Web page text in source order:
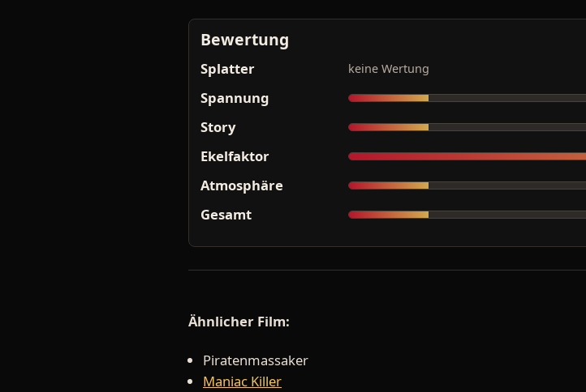
Bewertung
Splatter keine Wertung
Spannung
Story
Ekelfaktor
Atmosphäre
Gesamt
Ähnlicher Film:
Piratenmassaker
Maniac Killer